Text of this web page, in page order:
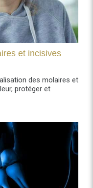
et incisives
des molaires et
protéger et